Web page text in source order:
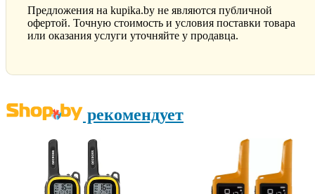
Предложения на kupika.by не являются публичной
офертой. Точную стоимость и условия поставки товара
или оказания услуги уточняйте у продавца.
рекомендует